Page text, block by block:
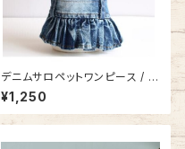
デニムサロペットワンピース / N
B20AW8475328
¥1,250